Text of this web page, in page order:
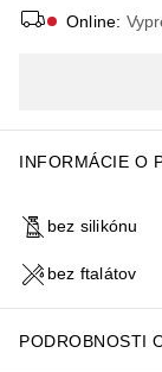
Online:
INFORMÁCIE O
bez silikónu
bez ftalátov
PODROBNOSTI